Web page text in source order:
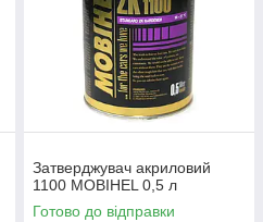
Затверджувач акриловий
1100 MOBIHEL 0,5 л
Готово до відправки